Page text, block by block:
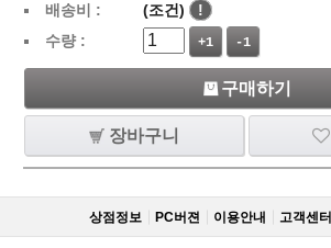
배송비 :
(조건)
!
수량 :
+1 -1
구매하기
장바구니
상점정보 PC버젼 이용안내 고객센터